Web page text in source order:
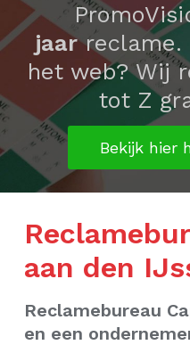
navigatie
ONLINE
PORTFOLIO
jaarreclame.
het web? Wij
tot Z
Bekijk hier
aan den
Reclamebureau
en een